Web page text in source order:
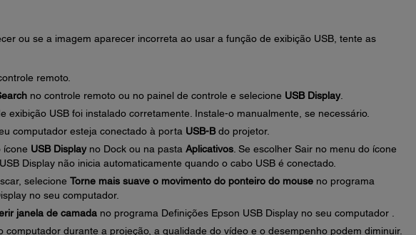
ou se a imagem aparecer incorreta ao usar a função de exibição USB, tente as
remoto.
no controle remoto ou no painel de controle e selecione USB Display.
exibição USB foi instalado corretamente. Instale-o manualmente, se necessário.
computador esteja conectado à porta USB-Bdo projetor.
ícone USB Displayno Dock ou na pasta Aplicativos. Se escolher Sair no menu do ícone
Display não inicia automaticamente quando o cabo USB é conectado.
selecione Torne mais suave o movimento do ponteiro do mouseno programa
no seu computador.
janela de camadano programa Definições Epson USB Display no seu computador .
computador durante a projeção, a qualidade do vídeo e o desempenho podem diminuir.